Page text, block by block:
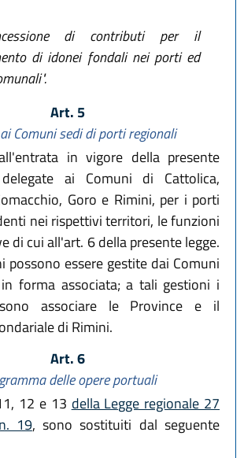
di contributi per il
di idonei fondali nei porti ed
Art. 5
Comuni sedi di porti regionali
in vigore della presente
ai Comuni di Cattolica,
Goro e Rimini, per i porti
nei rispettivi territori, le funzioni
di cui all'art. 6 della presente legge.
possono essere gestite dai Comuni
forma associata; a tali gestioni i
associare le Province e il
di Rimini.
Art. 6
delle opere portuali
12 e 13 della Legge regionale 27
19, sono sostituiti dal seguente